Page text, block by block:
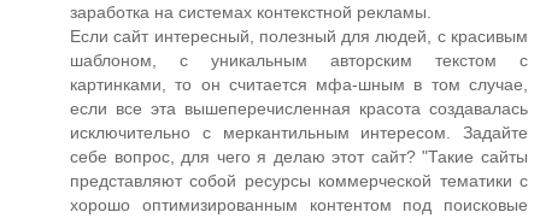
заработка на системах контекстной рекламы.
Если сайт интересный, полезный для людей, с красивым
шаблоном, с уникальным авторским текстом с
картинками, то он считается мфа-шным в том случае,
если все эта вышеперечисленная красота создавалась
исключительно с меркантильным интересом. Задайте
себе вопрос, для чего я делаю этот сайт? "Такие сайты
представляют собой ресурсы коммерческой тематики с
хорошо оптимизированным контентом под поисковые